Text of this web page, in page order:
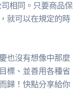
相同。只要商品保
就可以在規定的時
也沒有想像中那麼
標、並善用各種省
歸！快點分享給你